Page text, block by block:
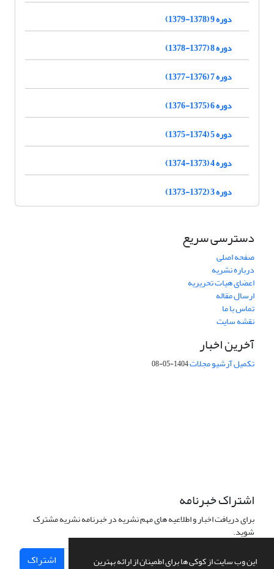
این وب سایت از کوکی ها برای اطمینان از ارائه بهترین
دوره 9 (1378-1379)
دوره 8 (1377-1378)
دوره 7 (1376-1377)
دوره 6 (1375-1376)
دوره 5 (1374-1375)
دوره 4 (1373-1374)
دوره 3 (1372-1373)
دسترسی سریع
صفحه اصلی
درباره نشریه
اعضای هیات تحریریه
ارسال مقاله
تماس با ما
نقشه سایت
آخرین اخبار
تکمیل آرشیو مجلات1404-05-08
اشتراک خبرنامه
برای دریافت اخبار و اطلاعیه های مهم نشریه در خبرنامه نشریه مشترک
شوید.
اشتراک